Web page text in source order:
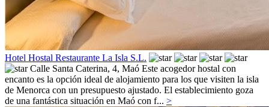
Hotel Hostal Restaurante La Isla S.L.
Calle Santa Caterina, 4, Maó Este acogedor hostal con
encanto es la opción ideal de alojamiento para los que visiten la isla
de Menorca con un presupuesto ajustado. El establecimiento goza
de una fantástica situación en Maó con f... >